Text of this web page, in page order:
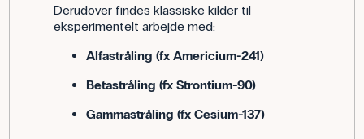
Derudover findes klassiske kilder til
eksperimentelt arbejde med:
Alfastråling (fx Americium-241)
Betastråling (fx Strontium-90)
Gammastråling (fx Cesium-137)